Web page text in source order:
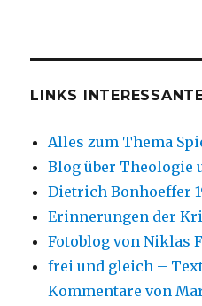
LINKS
Alles zum Thema
Blog über Theologie
Dietrich Bonhoeffer
Erinnerungen der
Fotoblog von Niklas
frei und gleich –
Kommentare von